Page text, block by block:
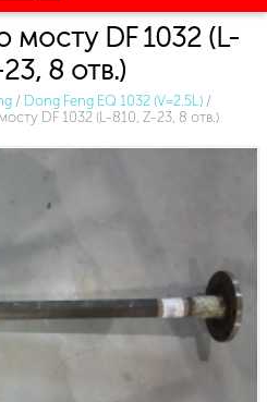
мосту DF 1032 (L-
8 отв.)
/ Dong Feng EQ 1032 (V=2.5L) /
DF 1032 (L-810, Z-23, 8 отв.)